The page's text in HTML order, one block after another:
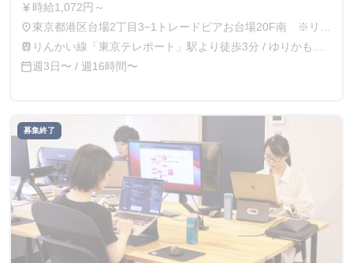
currency_yen 時給1,072円～
place東京都港区台場2丁目3−1トレードピアお台場20F南 ※リモ
ート勤務あり
train りんかい線「東京テレポート」駅より徒歩3分 / ゆりかもめ
「お台場海浜公園」駅より徒歩3分
calendar_today週3日〜 / 週16時間〜
募集終了